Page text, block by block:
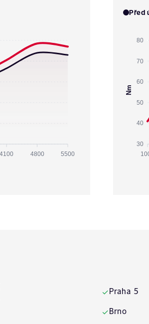
4100 4800 5500
Před
80
70
60
50
40
30
Nm
✓Praha 5
✓Brno